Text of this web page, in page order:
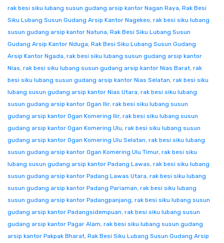
rak besi siku lubang susun gudang arsip kantor Nagan Raya, Rak Besi
Siku Lubang Susun Gudang Arsip Kantor Nagekeo, rak besi siku lubang
susun gudang arsip kantor Natuna, Rak Besi Siku Lubang Susun
Gudang Arsip Kantor Nduga, Rak Besi Siku Lubang Susun Gudang
Arsip Kantor Ngada, rak besi siku lubang susun gudang arsip kantor
Nias, rak besi siku lubang susun gudang arsip kantor Nias Barat, rak
besi siku lubang susun gudang arsip kantor Nias Selatan, rak besi siku
lubang susun gudang arsip kantor Nias Utara, rak besi siku lubang
susun gudang arsip kantor Ogan Ilir, rak besi siku lubang susun
gudang arsip kantor Ogan Komering Ilir, rak besi siku lubang susun
gudang arsip kantor Ogan Komering Ulu, rak besi siku lubang susun
gudang arsip kantor Ogan Komering Ulu Selatan, rak besi siku lubang
susun gudang arsip kantor Ogan Komering Ulu Timur, rak besi siku
lubang susun gudang arsip kantor Padang Lawas, rak besi siku lubang
susun gudang arsip kantor Padang Lawas Utara, rak besi siku lubang
susun gudang arsip kantor Padang Pariaman, rak besi siku lubang
susun gudang arsip kantor Padangpanjang, rak besi siku lubang susun
gudang arsip kantor Padangsidempuan, rak besi siku lubang susun
gudang arsip kantor Pagar Alam, rak besi siku lubang susun gudang
arsip kantor Pakpak Bharat, Rak Besi Siku Lubang Susun Gudang Arsip